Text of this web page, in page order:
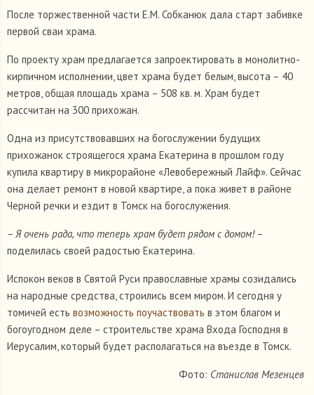
После торжественной части Е.М. Собканюк дала старт забивке
первой сваи храма.
По проекту храм предлагается запроектировать в монолитно-
кирпичном исполнении, цвет храма будет белым, высота – 40
метров, общая площадь храма – 508 кв. м. Храм будет
рассчитан на 300 прихожан.
Одна из присутствовавших на богослужении будущих
прихожанок строящегося храма Екатерина в прошлом году
купила квартиру в микрорайоне «Левобережный Лайф». Сейчас
она делает ремонт в новой квартире, а пока живет в районе
Черной речки и ездит в Томск на богослужения.
– Я очень рада, что теперь храм будет рядом с домом!–
поделилась своей радостью Екатерина.
Испокон веков в Святой Руси православные храмы созидались
на народные средства, строились всем миром. И сегодня у
томичей есть возможность поучаствовать в этом благом и
богоугодном деле – строительстве храма Входа Господня в
Иерусалим, который будет располагаться на въезде в Томск.
Фото: Станислав Мезенцев